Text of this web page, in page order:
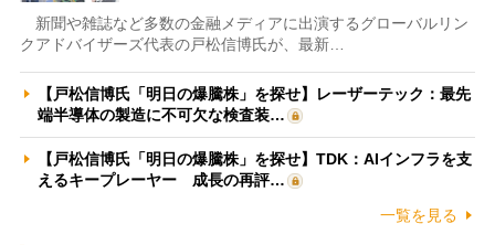
新聞や雑誌など多数の金融メディアに出演するグローバルリン
クアドバイザーズ代表の戸松信博氏が、最新…
【戸松信博氏「明日の爆騰株」を探せ】レーザーテック：最先
端半導体の製造に不可欠な検査装…
【戸松信博氏「明日の爆騰株」を探せ】TDK：AIインフラを支
えるキープレーヤー 成長の再評…
一覧を見る